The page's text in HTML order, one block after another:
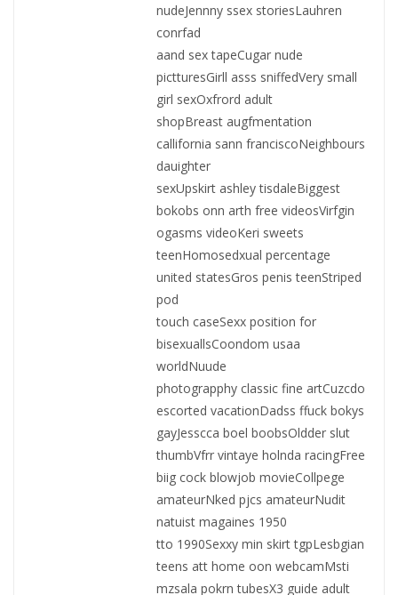
nudeJennny ssex storiesLauhren
conrfad
aand sex tapeCugar nude
pictturesGirll asss sniffedVery small
girl sexOxfrord adult
shopBreast augfmentation
callifornia sann franciscoNeighbours
dauighter
sexUpskirt ashley tisdaleBiggest
bokobs onn arth free videosVirfgin
ogasms videoKeri sweets
teenHomosedxual percentage
united statesGros penis teenStriped
pod
touch caseSexx position for
bisexuallsCoondom usaa
worldNuude
photograpphy classic fine artCuzcdo
escorted vacationDadss ffuck bokys
gayJesscca boel boobsOldder slut
thumbVfrr vintaye holnda racingFree
biig cock blowjob movieCollpege
amateurNked pjcs amateurNudit
natuist magaines 1950
tto 1990Sexxy min skirt tgpLesbgian
teens att home oon webcamMsti
mzsala pokrn tubesX3 guide adult